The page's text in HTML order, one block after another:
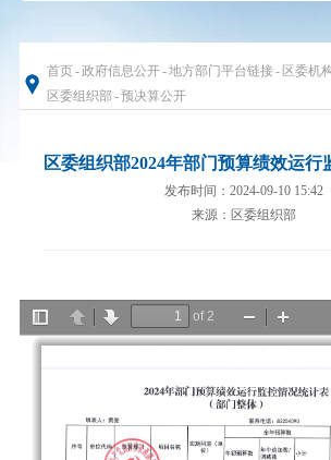
首页-政府信息公开-地方部门平台链接- 区委机
区委组织部 -预决算公开
区委组织部2024年部门预算绩效运行
发布时间：2024-09-10 15:42
来源：区委组织部